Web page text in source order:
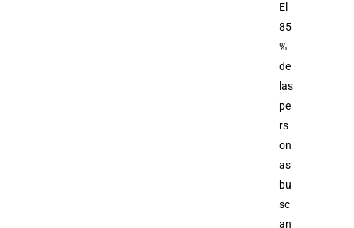
El
85
%
de
las
pe
rs
on
as
bu
sc
an